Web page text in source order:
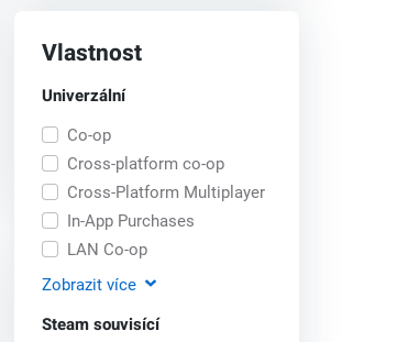
Vlastnost
Univerzální
Co-op
Cross-platform co-op
Cross-Platform Multiplayer
In-App Purchases
LAN Co-op
Zobrazit více
Steam souvisící